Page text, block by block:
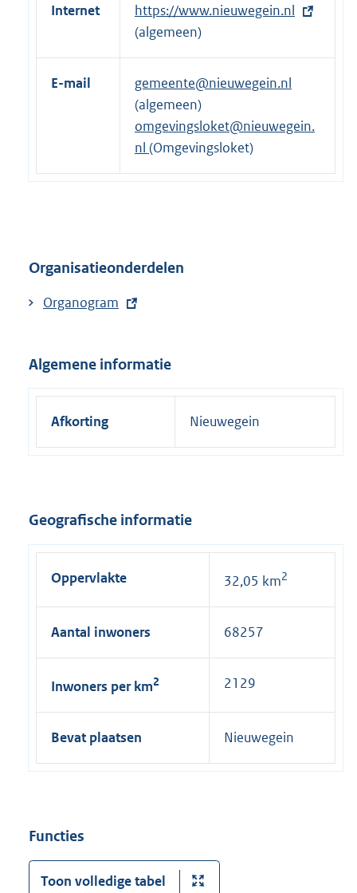
k
Internet
E
x
t
r
i
https://www.nieuwegein.nl
(algemeen)
E-mail
gemeente@nieuwegein.nl
(algemeen)
omgevingsloket@nieuwegein.
nl (Omgevingsloket)
Organisatieonderdelen
E
e
r
l
k
Organogram
Algemene informatie
Afkorting Nieuwegein
Geografische informatie
Oppervlakte 32,05 km2
Aantal inwoners 68257
Inwoners per km2 2129
Bevat plaatsen Nieuwegein
Functies
Toon volledige tabel